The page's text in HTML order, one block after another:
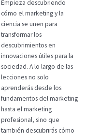
Empieza descubriendo
cómo el marketing y la
ciencia se unen para
transformar los
descubrimientos en
innovaciones útiles para la
sociedad. A lo largo de las
lecciones no solo
aprenderás desde los
fundamentos del marketing
hasta el marketing
profesional, sino que
también descubrirás cómo